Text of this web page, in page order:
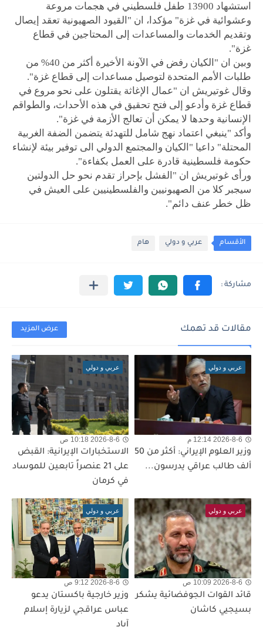
استشهاد 13900 طفل فلسطيني في هجمات مروعة
وعشوائية في غزة" مؤكدا، ان "القيود الصهيونية تعقد إيصال
وتقديم الخدمات والمساعدات إلى المحتاجين في قطاع
غزة".
وبين ان "الكيان رفض في الآونة الأخيرة أكثر من 40% من
طلبات الأمم المتحدة لتوصيل مساعدات إلى قطاع غزة".
وقال غوتيريش ان "عمال الإغاثة يقتلون على نحو مروع في
قطاع غزة وأدعو إلى فتح تحقيق في هذه الأحداث، والطواقم
الإنسانية وحدها لا يمكن أن تعالج الأزمة في غزة".
وأكد "ينبغي اعتماد نهج شامل للتهدئة يتضمن الضفة الغربية
المحتلة" داعيا "الكيان والمجتمع الدولي الى توفير بيئة لإنشاء
حكومة فلسطينية قادرة على العمل بكفاءة".
ورأى غوتيريش ان "الفشل بإحراز تقدم نحو حل الدولتين
سيجبر كلا من الصهيونيين والفلسطينيين على العيش في
ظل خطر عنف دائم".
الأقسام عربي و دولي هام
مقالات قد تهمك عرض المزيد
عربي و دولي
2026-8-6 12:14 م
وزير العلوم الإيراني: أكثر من 50
ألف طالب عراقي يدرسون...
عربي و دولي
2026-8-6 10:18 ص
الاستخبارات الإيرانية: القبض
على 21 عنصراً تابعين للموساد
في كرمان
عربي و دولي
2026-8-6 10:09 ص
قائد القوات الجوفضائية يشكر
بسيجيي كاشان
عربي و دولي
2026-8-6 9:12 ص
وزير خارجية باكستان يدعو
عباس عراقجي لزيارة إسلام
آباد